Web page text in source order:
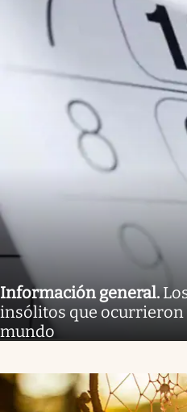
Información general.
insólitos que ocurrieron
mundo